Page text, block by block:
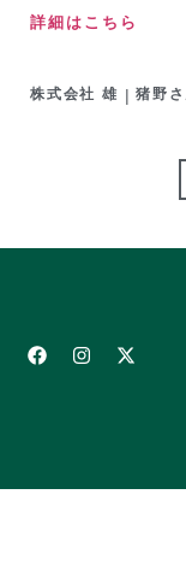
詳細はこちら
株式会社 雄 | 猪野